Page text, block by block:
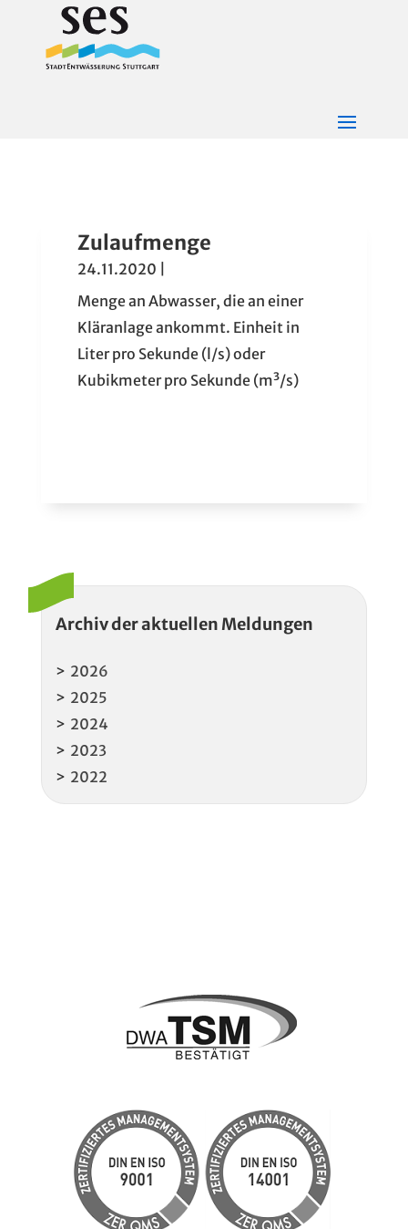
Zulaufmenge
24.11.2020
Menge an Abwasser, die an einer
Kläranlage ankommt. Einheit in
Liter pro Sekunde (l/s) oder
Kubikmeter pro Sekunde (m³/s)
Archiv der aktuellen Meldungen
2026
2025
2024
2023
2022